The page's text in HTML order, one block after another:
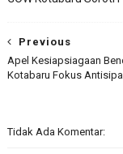
Previous
Apel Kesiapsiagaan
Kotabaru Fokus
Tidak Ada Komentar: